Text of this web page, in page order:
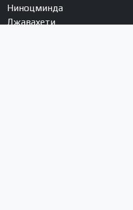
Ниноцминда
Джавахети